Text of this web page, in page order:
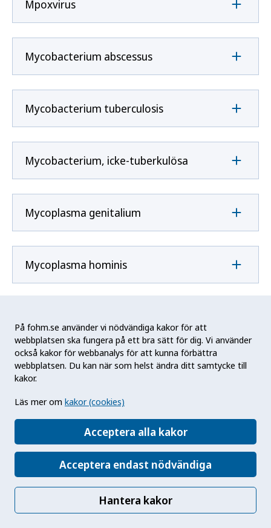
På fohm.se använder vi nödvändiga kakor för att
webbplatsen ska fungera på ett bra sätt för dig. Vi använder
också kakor för webbanalys för att kunna förbättra
webbplatsen. Du kan när som helst ändra ditt samtycke till
kakor.
Läs mer om kakor (cookies)
Acceptera alla kakor
Acceptera endast nödvändiga
Hantera kakor
Mpoxvirus
Mycobacterium abscessus
Mycobacterium tuberculosis
Mycobacterium, icke-tuberkulösa
Mycoplasma genitalium
Mycoplasma hominis
N
Neisseria gonorrhoeae
Neisseria meningitidis